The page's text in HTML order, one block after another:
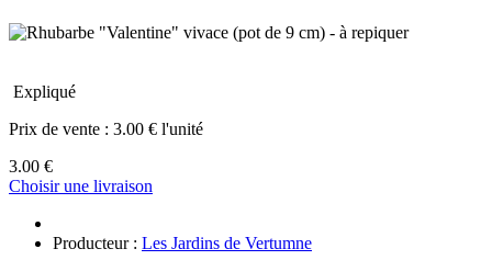
Expliqué
Prix de vente : 3.00 € l'unité
3.00 €
Choisir une livraison
Producteur : Les Jardins de Vertumne